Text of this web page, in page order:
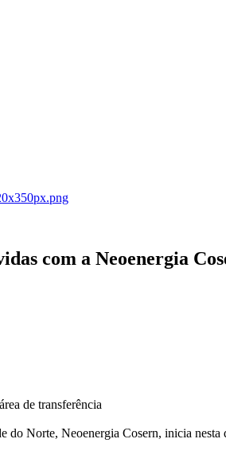
com a Neoenergia
de transferência
do Norte, Neoenergia Cosern, inicia